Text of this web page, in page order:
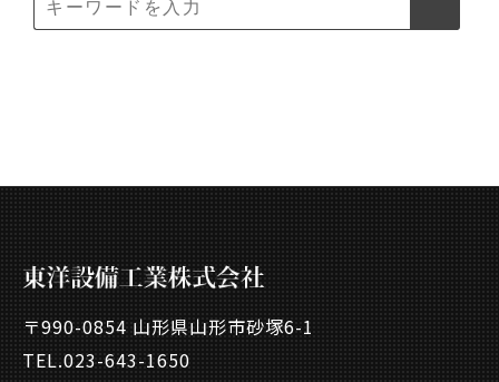
〒990-0854 山形県山形市砂塚6-1
TEL.023-643-1650